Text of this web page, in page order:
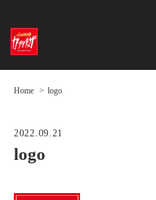
Home logo
2022.09.21
logo